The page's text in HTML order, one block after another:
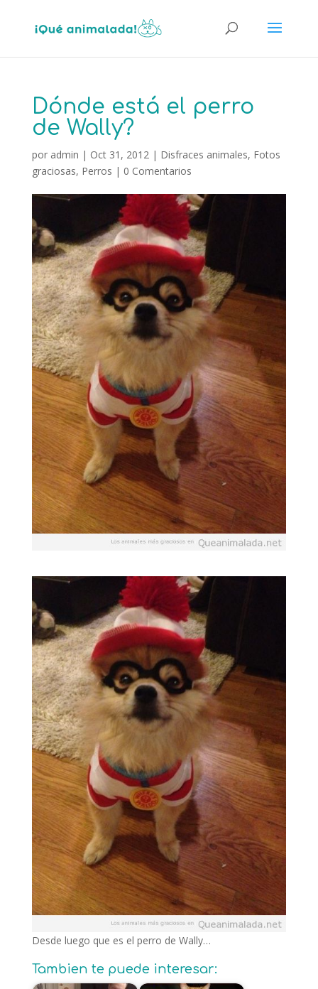
Dónde está el perro
de Wally?
por admin | Oct 31, 2012| Disfraces animales, Fotos
graciosas, Perros | 0 Comentarios
Desde luego que es el perro de Wally…
Tambien te puede interesar: